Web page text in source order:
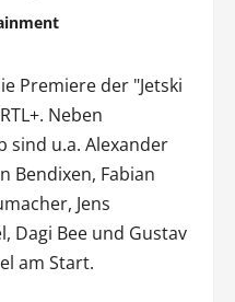
Premiere der "Jetski
RTL+. Neben
sind u.a. Alexander
Bendixen, Fabian
Jens
, Dagi Beeund Gustav
am Start.